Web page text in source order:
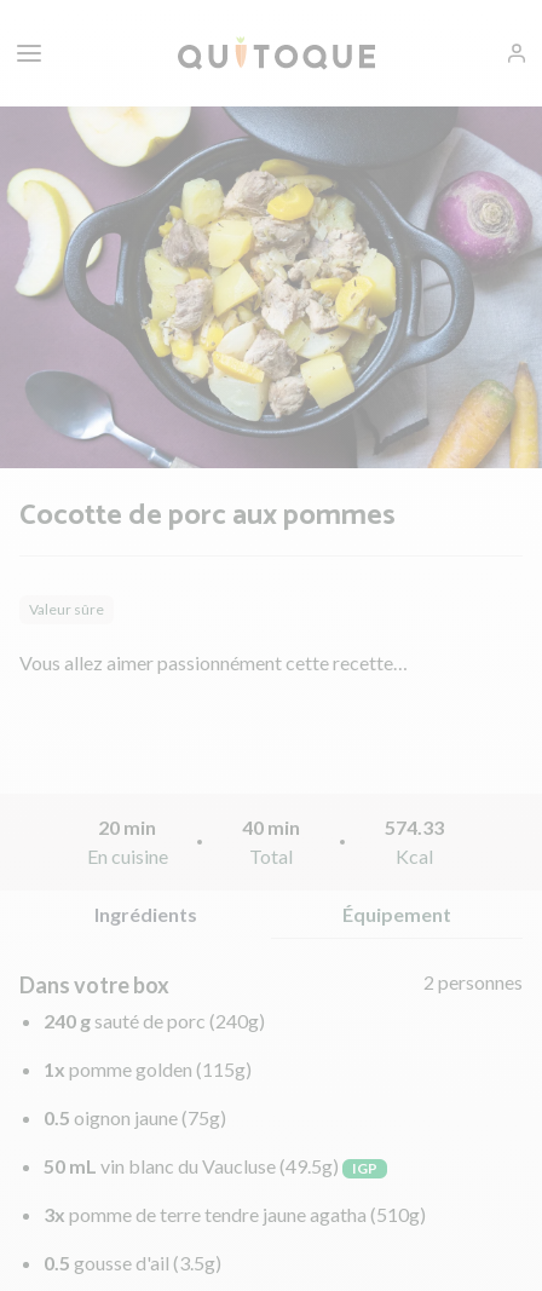
Cocotte de porc aux pommes
Valeur sûre
Vous allez aimer passionnément cette recette…
20 min
En cuisine
40 min
Total
574.33
Kcal
Ingrédients Équipement
Dans votre box
2 personnes
240 g sauté de porc (240g)
1x pomme golden (115g)
0.5 oignon jaune (75g)
50 mL vin blanc du Vaucluse (49.5g) IGP
3x pomme de terre tendre jaune agatha (510g)
0.5 gousse d'ail (3.5g)